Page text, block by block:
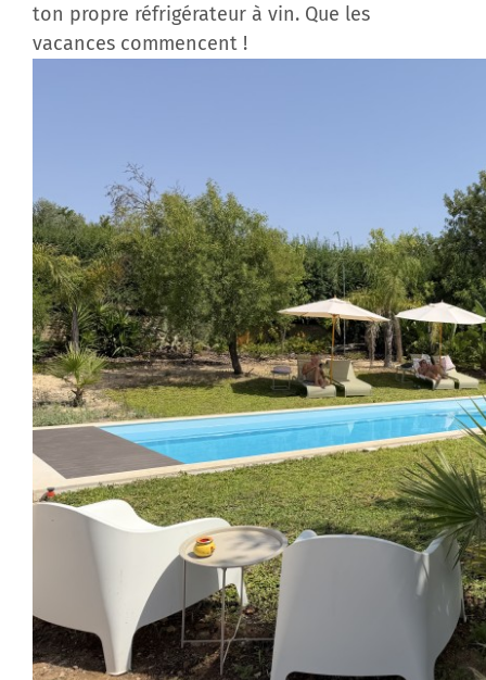
ton propre réfrigérateur à vin. Que les
vacances commencent !